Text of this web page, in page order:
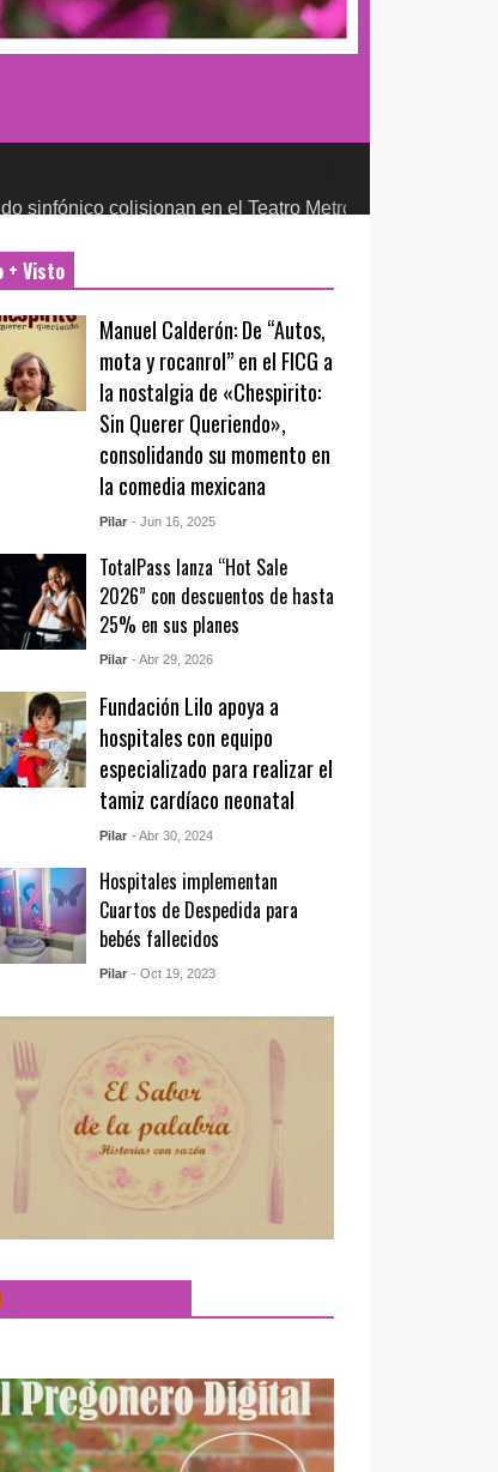
en el Teatro Metropólitan
+ Visto
Manuel Calderón: De “Autos,
mota y rocanrol” en el FICG a
la nostalgia de «Chespirito:
Sin Querer Queriendo»,
consolidando su momento en
la comedia mexicana
Pilar - Jun 16, 2025
TotalPass lanza “Hot Sale
2026” con descuentos de hasta
25% en sus planes
Pilar - Abr 29, 2026
Fundación Lilo apoya a
hospitales con equipo
especializado para realizar el
tamiz cardíaco neonatal
Pilar - Abr 30, 2024
Hospitales implementan
Cuartos de Despedida para
bebés fallecidos
Pilar - Oct 19, 2023